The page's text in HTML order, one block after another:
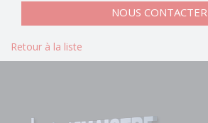
NOUS CONTACTER
Retour à la liste